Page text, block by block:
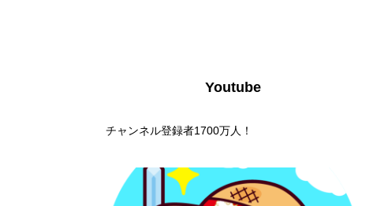
Youtube
チャンネル登録者1700万人！